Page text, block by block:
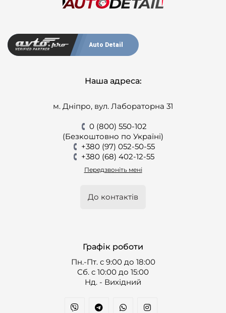
Auto Detail
Наша адреса:
м. Дніпро, вул. Лабораторна 31
0 (800) 550-102
(Безкоштовно по Україні)
+380 (97) 052-50-55
+380 (68) 402-12-55
Передзвоніть мені
До контактів
Графік роботи
Пн.-Пт. с 9:00 до 18:00
Cб. с 10:00 до 15:00
Нд. - Вихідний